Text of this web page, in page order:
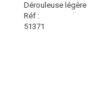
Dérouleuse légère
Réf :
51371